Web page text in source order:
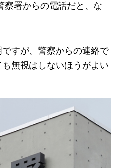
察署からの電話だと、な
すが、警察からの連絡で
無視はしないほうがよい